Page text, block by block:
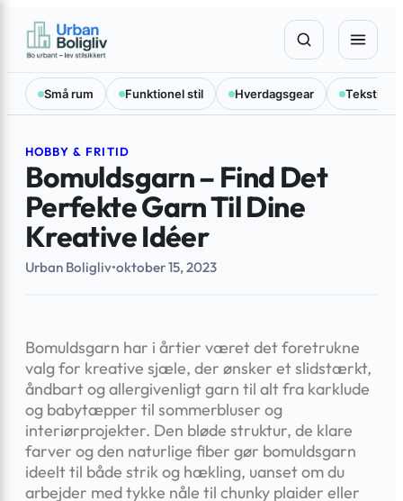
Spring
indhold
Små rum Funktionel stil Hverdagsgear
HOBBY & FRITID
Bomuldsgarn – Find Det
Perfekte Garn Til Dine
Kreative Idéer
Urban Boligliv•oktober 15, 2023
Bomuldsgarn har i årtier været det foretrukne
valg for kreative sjæle, der ønsker et slidstærkt,
åndbart og allergivenligt garn til alt fra karklude
og babytæpper til sommerbluser og
interiørprojekter. Den bløde struktur, de klare
farver og den naturlige fiber gør bomuldsgarn
ideelt til både strik og hækling, uanset om du
arbejder med tykke nåle til chunky plaider eller